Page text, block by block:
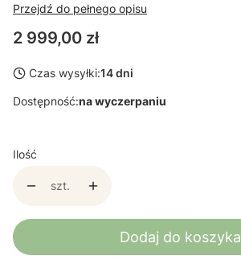
Przejdź do pełnego opisu
Cena
2 999,00 zł
Czas wysyłki:14 dni
Dostępność:na wyczerpaniu
Ilość
szt.
Dodaj do koszyka